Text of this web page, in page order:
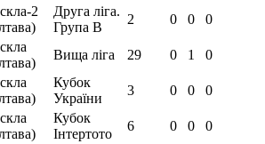
2
Друга ліга.
Група В
2 0 0 0
Вища ліга 29 0 1 0
Кубок
України
3 0 0 0
Кубок
Інтертото
6 0 0 0